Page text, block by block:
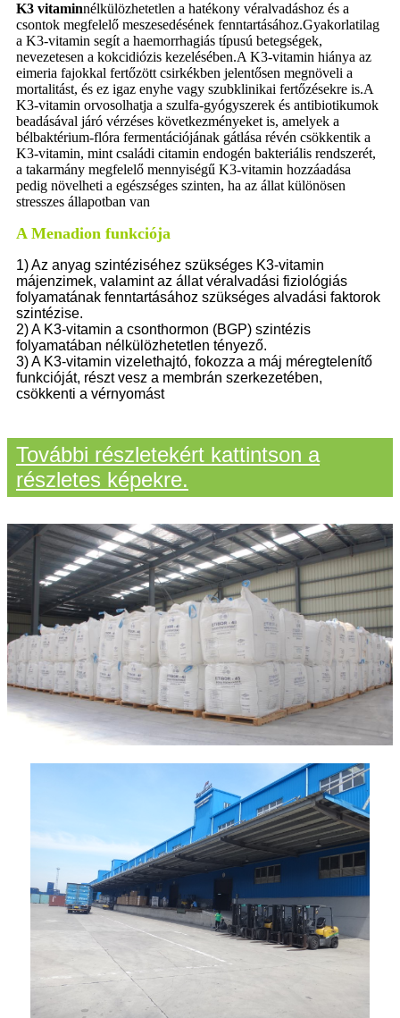
K3 vitaminnélkülözhetetlen a hatékony véralvadáshoz és a
csontok megfelelő meszesedésének fenntartásához.Gyakorlatilag
a K3-vitamin segít a haemorrhagiás típusú betegségek,
nevezetesen a kokcidiózis kezelésében.A K3-vitamin hiánya az
eimeria fajokkal fertőzött csirkékben jelentősen megnöveli a
mortalitást, és ez igaz enyhe vagy szubklinikai fertőzésekre is.A
K3-vitamin orvosolhatja a szulfa-gyógyszerek és antibiotikumok
beadásával járó vérzéses következményeket is, amelyek a
bélbaktérium-flóra fermentációjának gátlása révén csökkentik a
K3-vitamin, mint családi citamin endogén bakteriális rendszerét,
a takarmány megfelelő mennyiségű K3-vitamin hozzáadása
pedig növelheti a egészséges szinten, ha az állat különösen
stresszes állapotban van
A Menadion funkciója
1) Az anyag szintéziséhez szükséges K3-vitamin
májenzimek, valamint az állat véralvadási fiziológiás
folyamatának fenntartásához szükséges alvadási faktorok
szintézise.
2) A K3-vitamin a csonthormon (BGP) szintézis
folyamatában nélkülözhetetlen tényező.
3) A K3-vitamin vizelethajtó, fokozza a máj méregtelenítő
funkcióját, részt vesz a membrán szerkezetében,
csökkenti a vérnyomást
További részletekért kattintson a
részletes képekre.